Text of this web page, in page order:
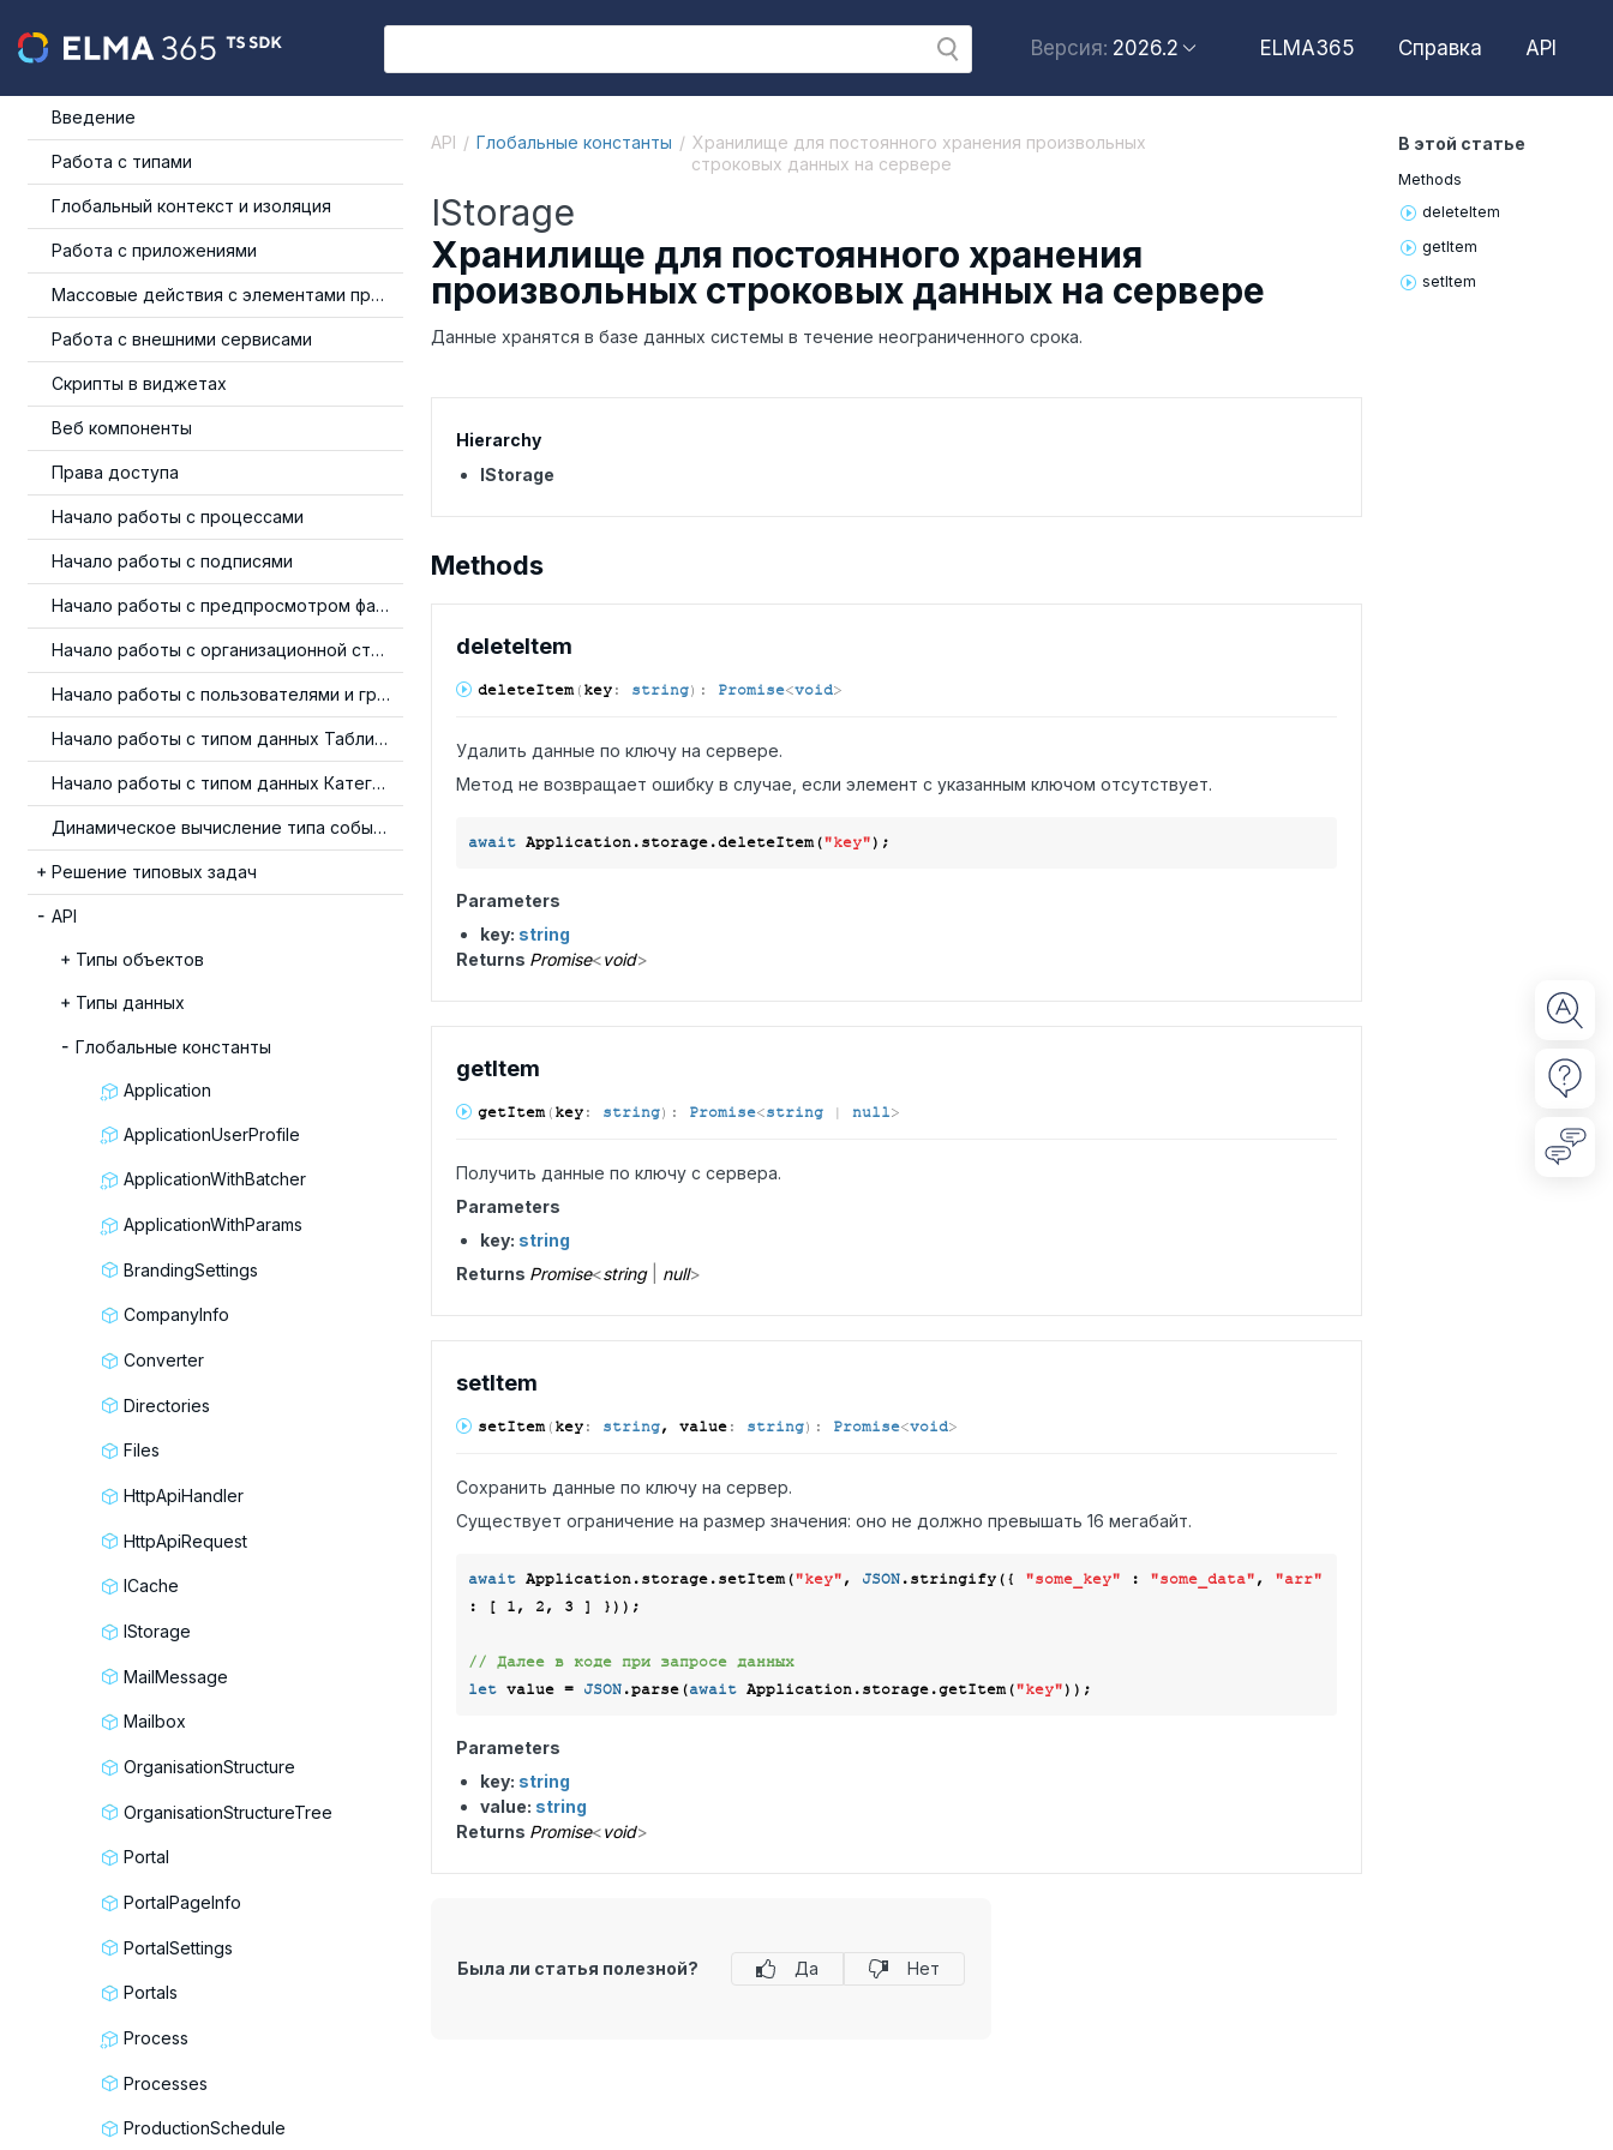
Версия: 2026.22026.4
2026.2
ELMA365 Справка API
Введение
Работа с типами
Глобальный контекст и изоляция
Работа с приложениями
Массовые действия с элементами приложения
Работа с внешними сервисами
Скрипты в виджетах
Веб компоненты
Права доступа
Начало работы с процессами
Начало работы с подписями
Начало работы с предпросмотром файлов
Начало работы с организационной структурой
Начало работы с пользователями и группами
Начало работы с типом данных Таблица
Начало работы с типом данных Категория
Динамическое вычисление типа события
Решение типовых задач
API
Типы объектов
Типы данных
Глобальные константы
Application
ApplicationUserProfile
ApplicationWithBatcher
ApplicationWithParams
BrandingSettings
CompanyInfo
Converter
Directories
Files
HttpApiHandler
HttpApiRequest
ICache
IStorage
MailMessage
Mailbox
OrganisationStructure
OrganisationStructureTree
Portal
PortalPageInfo
PortalSettings
Portals
Process
Processes
ProductionSchedule
API Глобальные константы
Хранилище для постоянного хранения произвольных
строковых данных на сервере
IStorage
Хранилище для постоянного хранения
произвольных строковых данных на сервере
Данные хранятся в базе данных системы в течение неограниченного срока.
Hierarchy
IStorage
Methods
deleteItem
deleteItem(key: string) : Promise<void>
Удалить данные по ключу на сервере.
Метод не возвращает ошибку в случае, если элемент с указанным ключом отсутствует.
await Application.storage.deleteItem("key"
Parameters
key: string
Returns Promise<void>
getItem
getItem(key: string) : Promise<string| null>
Получить данные по ключу с сервера.
Parameters
key: string
Returns Promise<string| null>
setItem
setItem(key: string, value: string) : Promise<void>
Сохранить данные по ключу на сервер.
Существует ограничение на размер значения: оно не должно превышать 16 мегабайт.
await Application.storage.setItem("key", JSON.stringify({ "some_key" : "some_data", "arr"
: [ 1, 2, 3 ] }));
// Далее в коде при запросе данных
let value = JSON.parse(await Application.storage.getItem("key"
Parameters
key: string
value: string
Returns Promise<void>
Была ли статья полезной? Да Нет
В этой статье
Methods
deleteItem
getItem
setItem